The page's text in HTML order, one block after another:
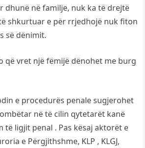
dhunë në familje, nuk ka të drejtë
shkurtuar e për rrjedhojë nuk fiton
së dënimit.
që vret një fëmijë dënohet me burg
e procedurës penale sugjerohet
në të cilin qytetarët kanë
të ligjit penal . Pas kësaj aktorët e
e Përgjithshme, KLP , KLGJ,